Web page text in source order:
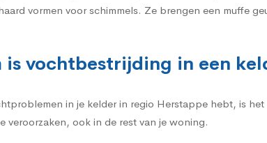
vormen voor schimmels. Ze brengen een muffe
is vochtbestrijding in een
in je kelder in regio Herstappe hebt, is
veroorzaken, ook in de rest van je woning.